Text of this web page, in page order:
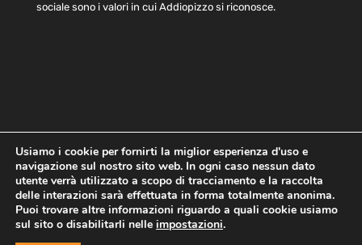
sociale sono i valori in cui Addiopizzo si riconosce.
Home Statuto e bilancio
Contatti
Privacy
Cookie Child Protection Policy
Usiamo i cookie per fornirti la miglior esperienza d'uso e
navigazione sul nostro sito web. In ogni caso nessun dato
utente verrà utilizzato a scopo di tracciamento e la raccolta
delle interazioni sarà effettuata in forma totalmente anonima.
Puoi trovare altre informazioni riguardo a quali cookie usiamo
sul sito o disabilitarli nelle impostazioni.